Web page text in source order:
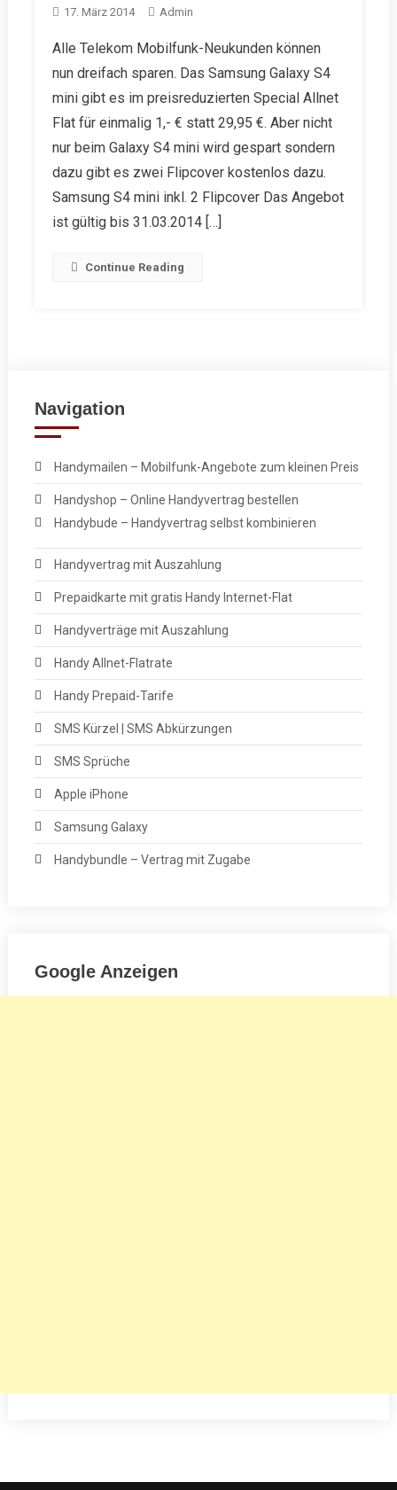
17. März 2014 Admin
Alle Telekom Mobilfunk-Neukunden können
nun dreifach sparen. Das Samsung Galaxy S4
mini gibt es im preisreduzierten Special Allnet
Flat für einmalig 1,- € statt 29,95 €. Aber nicht
nur beim Galaxy S4 mini wird gespart sondern
dazu gibt es zwei Flipcover kostenlos dazu.
Samsung S4 mini inkl. 2 Flipcover Das Angebot
ist gültig bis 31.03.2014 […]
Continue Reading
Navigation
Handymailen – Mobilfunk-Angebote zum kleinen Preis
Handyshop – Online Handyvertrag bestellen
Handybude – Handyvertrag selbst kombinieren
Handyvertrag mit Auszahlung
Prepaidkarte mit gratis Handy Internet-Flat
Handyverträge mit Auszahlung
Handy Allnet-Flatrate
Handy Prepaid-Tarife
SMS Kürzel | SMS Abkürzungen
SMS Sprüche
Apple iPhone
Samsung Galaxy
Handybundle – Vertrag mit Zugabe
Google Anzeigen